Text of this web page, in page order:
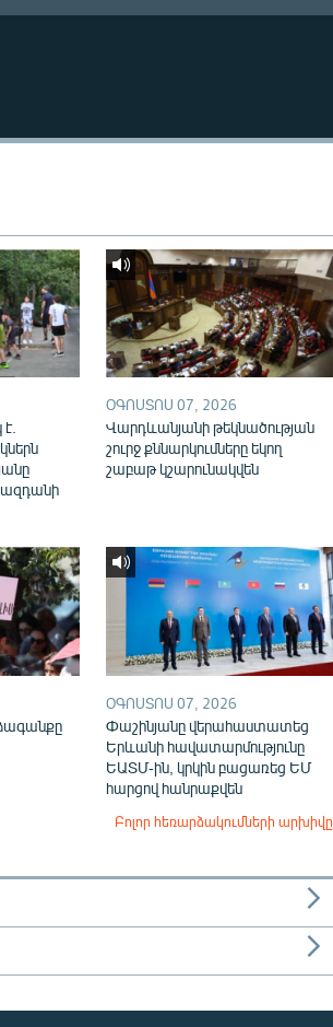
ՕԳՈՍՏՈՍ 07, 2026
Վարդևանյանի թեկնածության
շուրջ քննարկումները եկող
շաբաթ կշարունակվեն
ՕԳՈՍՏՈՍ 07, 2026
Փաշինյանը վերահաստատեց
Երևանի հավատարմությունը
ԵԱՏՄ-ին, կրկին բացառեց ԵՄ
հարցով հանրաքվեն
Բոլոր հեռարձակումների արխիվը